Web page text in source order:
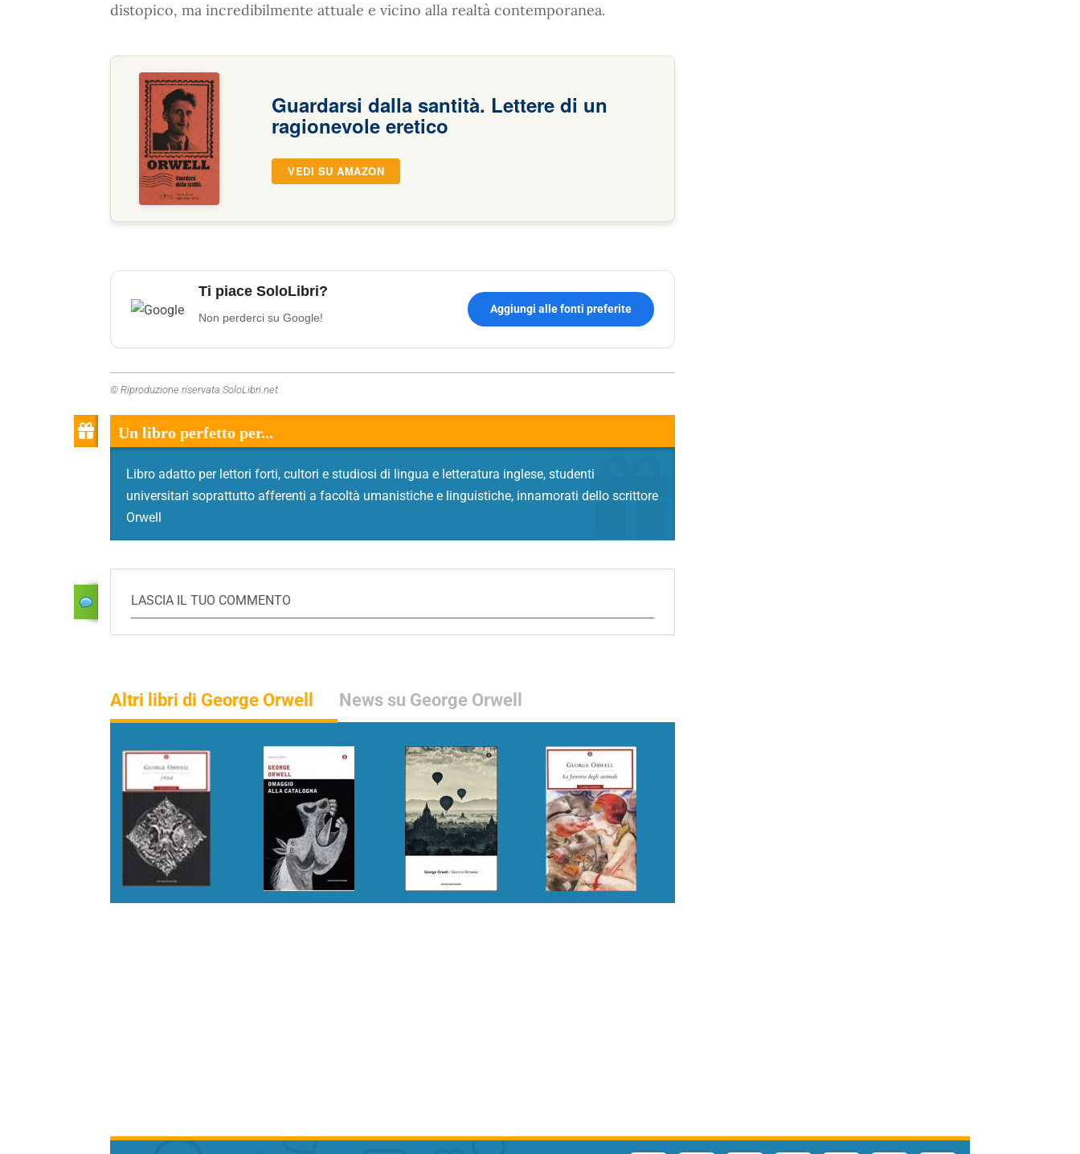
distopico, ma incredibilmente attuale e vicino alla realtà contemporanea.
Guardarsi dalla santità. Lettere di un
ragionevole eretico
VEDI SU AMAZON
Ti piace SoloLibri?
Non perderci su Google!
Aggiungi alle fonti preferite
© Riproduzione riservata SoloLibri.net
Un libro perfetto per...
Libro adatto per lettori forti, cultori e studiosi di lingua e letteratura inglese, studenti
universitari soprattutto afferenti a facoltà umanistiche e linguistiche, innamorati dello scrittore
Orwell
LASCIA IL TUO COMMENTO
Altri libri di George Orwell News su George Orwell